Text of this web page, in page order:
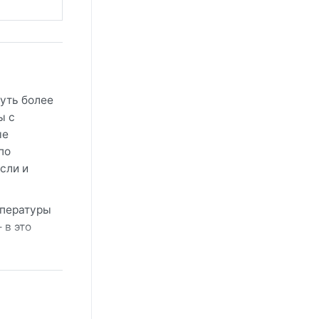
более
с
и
это